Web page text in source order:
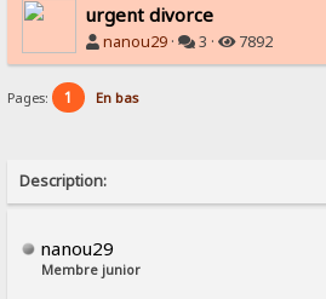
urgent divorce
nanou29 · 3 · 7892
Pages: 1 En bas
Description:
nanou29
Membre junior